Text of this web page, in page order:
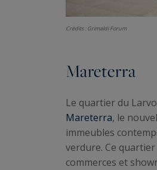
Crédits : Grimaldi Forum
Mareterra
Le quartier du
Mareterra, le
immeubles
verdure. Ce
commerces et